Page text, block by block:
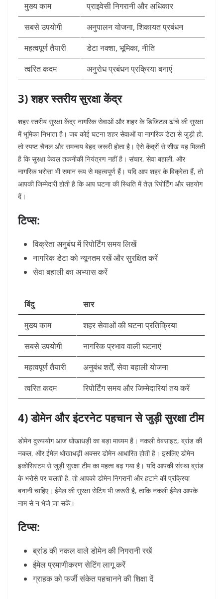
मुख्य काम
प्राइवेसी निगरानी और अधिकार
सबसे उपयोगी
अनुपालन योजना, शिकायत प्रबंधन
महत्वपूर्ण तैयारी
डेटा नक्शा, भूमिका, नीति
त्वरित कदम
अनुरोध प्रबंधन प्रक्रिया बनाएं
3) शहर स्तरीय सुरक्षा केंद्र
शहर स्तरीय सुरक्षा केंद्र नागरिक सेवाओं और शहर के डिजिटल ढांचे की सुरक्षा
में भूमिका निभाता है। जब कोई घटना शहर सेवाओं या नागरिक डेटा से जुड़ी हो,
तो स्पष्ट चैनल और समन्वय बेहद जरूरी होता है। ऐसे केंद्रों से सीख यह मिलती
है कि सुरक्षा केवल तकनीकी नियंत्रण नहीं है। संचार, सेवा बहाली, और
नागरिक भरोसा भी समान रूप से महत्वपूर्ण हैं। यदि आप शहर के विक्रेता हैं, तो
आपकी जिम्मेदारी होती है कि आप घटना की स्थिति में तेज़ रिपोर्टिंग और सहयोग
दें।
टिप्स:
विक्रेता अनुबंध में रिपोर्टिंग समय लिखें
नागरिक डेटा को न्यूनतम रखें और सुरक्षित करें
सेवा बहाली का अभ्यास करें
बिंदु
सार
मुख्य काम
शहर सेवाओं की घटना प्रतिक्रिया
सबसे उपयोगी
नागरिक प्रभाव वाली घटनाएं
महत्वपूर्ण तैयारी
अनुबंध शर्तें, सेवा बहाली योजना
त्वरित कदम
रिपोर्टिंग समय और जिम्मेदारियां तय करें
4) डोमेन और इंटरनेट पहचान से जुड़ी सुरक्षा टीम
डोमेन दुरुपयोग आज धोखाधड़ी का बड़ा माध्यम है। नकली वेबसाइट, ब्रांड की
नकल, और ईमेल धोखाधड़ी अक्सर डोमेन आधारित होती है। इसलिए डोमेन
इकोसिस्टम से जुड़ी सुरक्षा टीम का महत्व बढ़ गया है। यदि आपकी संस्था ब्रांड
के भरोसे पर चलती है, तो आपको डोमेन निगरानी और हटाने की प्रक्रिया
बनानी चाहिए। ईमेल की सुरक्षा सेटिंग भी जरूरी है, ताकि नकली ईमेल आपके
नाम से न भेजे जा सकें।
टिप्स:
ब्रांड की नकल वाले डोमेन की निगरानी रखें
ईमेल प्रमाणीकरण सेटिंग लागू करें
ग्राहक को फर्जी संकेत पहचानने की शिक्षा दें